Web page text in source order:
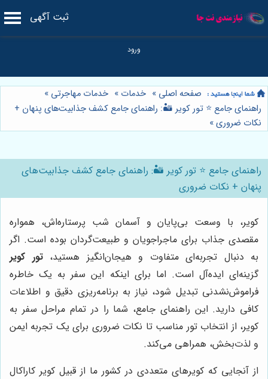
ثبت آگهی
صفحه اصلی » خدمات » خدمات مهاجرتی »
راهنمای جامع ⭐️ تور کویر 🏜️: راهنمای جامع کشف جذابیت‌های پنهان +
نکات ضروری»
راهنمای جامع ⭐️ تور کویر 🏜️: راهنمای جامع کشف جذابیت‌های
پنهان + نکات ضروری
کویر، با وسعت بی‌پایان و آسمان شب پرستاره‌اش، همواره
مقصدی جذاب برای ماجراجویان و طبیعت‌گردان بوده است. اگر
به دنبال تجربه‌ای متفاوت و هیجان‌انگیز هستید،تور کویر
گزینه‌ای ایده‌آل است. اما برای اینکه این سفر به یک خاطره
فراموش‌نشدنی تبدیل شود، نیاز به برنامه‌ریزی دقیق و اطلاعات
کافی دارید. این راهنمای جامع، شما را در تمام مراحل سفر به
کویر، از انتخاب تور مناسب تا نکات ضروری برای یک تجربه ایمن
و لذت‌بخش، همراهی می‌کند.
از آنجایی که کویرهای متعددی در کشور ما از قبیل کویر کاراکال